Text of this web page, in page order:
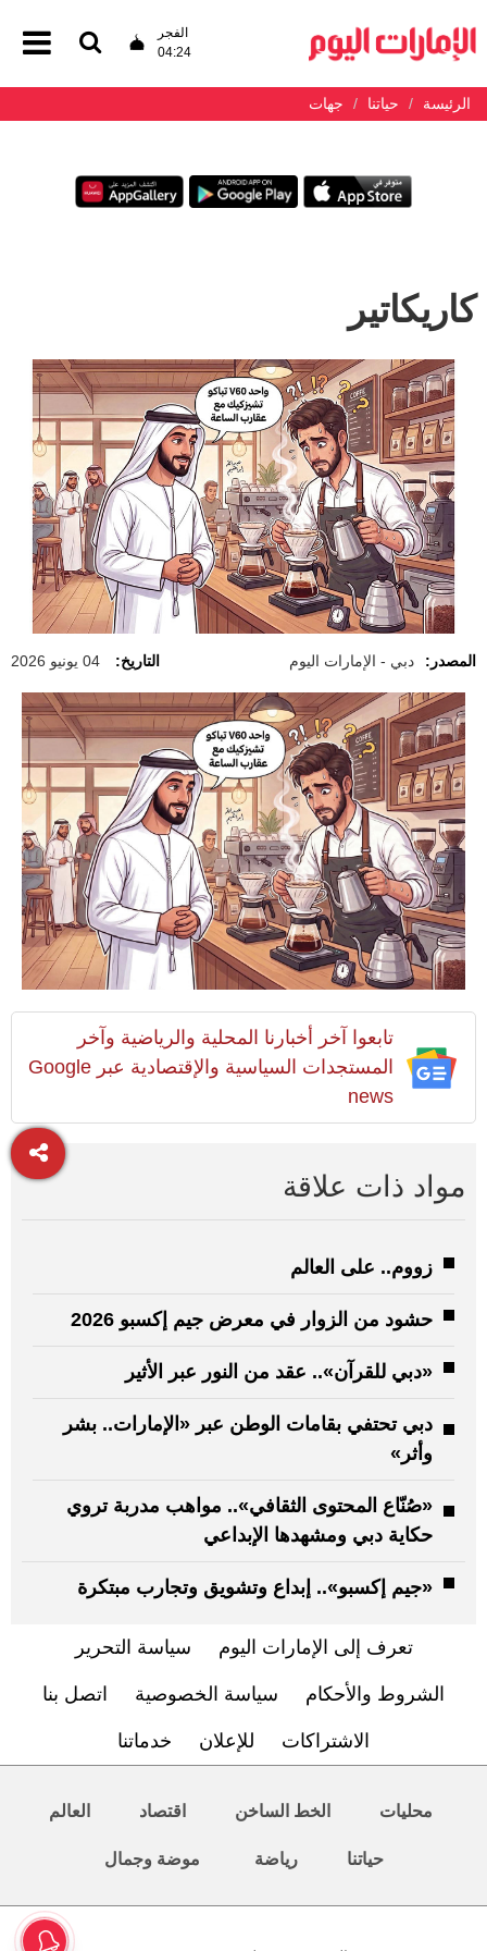
الفجر
04:24
الرئيسة حياتنا جهات
كاريكاتير
المصدر: دبي - الإمارات اليوم التاريخ: 04 يونيو 2026
تابعوا آخر أخبارنا المحلية والرياضية وآخر
المستجدات السياسية والإقتصادية عبر Google
news
مواد ذات علاقة
زووم.. على العالم
حشود من الزوار في معرض جيم إكسبو 2026
«دبي للقرآن».. عقد من النور عبر الأثير
دبي تحتفي بقامات الوطن عبر «الإمارات.. بشر
وأثر»
«صُنّاع المحتوى الثقافي».. مواهب مدربة تروي
حكاية دبي ومشهدها الإبداعي
«جيم إكسبو».. إبداع وتشويق وتجارب مبتكرة
تعرف إلى الإمارات اليوم سياسة التحرير
الشروط والأحكام سياسة الخصوصية اتصل بنا
الاشتراكات للإعلان خدماتنا
محليات الخط الساخن اقتصاد العالم
حياتنا رياضة موضة وجمال